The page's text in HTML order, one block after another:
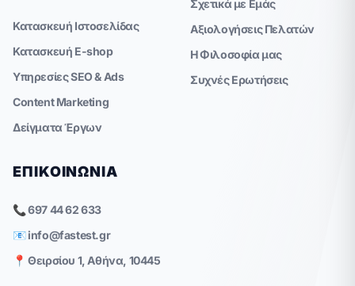
Κατασκευή Ιστοσελίδας
Κατασκευή E-shop
Υπηρεσίες SEO & Ads
Content Marketing
Δείγματα Έργων
Σχετικά με Εμάς
Αξιολογήσεις Πελατών
Η Φιλοσοφία μας
Συχνές Ερωτήσεις
ΕΠΙΚΟΙΝΩΝΊΑ
📞 697 44 62 633
📧info@fastest.gr
📍 Θειρσίου 1, Αθήνα, 10445